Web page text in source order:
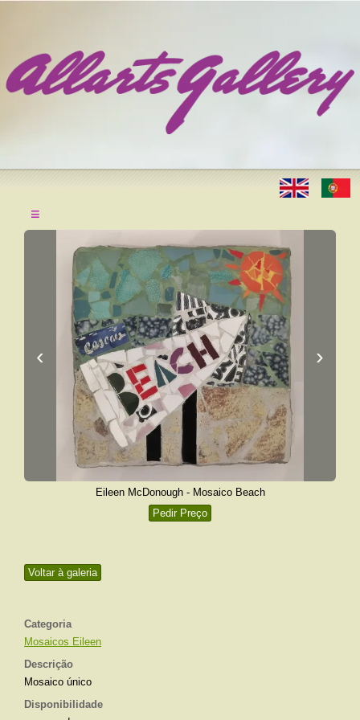
≡
Voltar à galeria
Categoria
Mosaicos Eileen
Descrição
Mosaico único
Disponibilidade
‹ ›
Eileen McDonough - Mosaico Beach
Pedir Preço